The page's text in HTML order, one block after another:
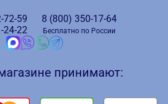
72-59
24-22
8 (800) 350-17-64
Бесплатно по России
принимают: